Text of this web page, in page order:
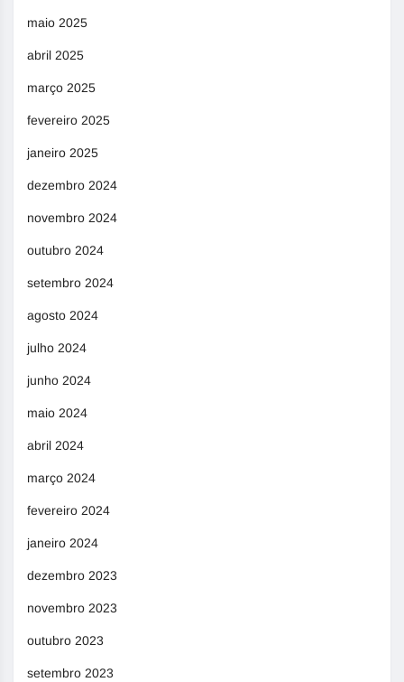
maio 2025
abril 2025
março 2025
fevereiro 2025
janeiro 2025
dezembro 2024
novembro 2024
outubro 2024
setembro 2024
agosto 2024
julho 2024
junho 2024
maio 2024
abril 2024
março 2024
fevereiro 2024
janeiro 2024
dezembro 2023
novembro 2023
outubro 2023
setembro 2023